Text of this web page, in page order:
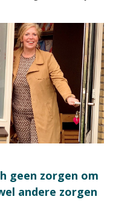
geen zorgen om
andere zorgen